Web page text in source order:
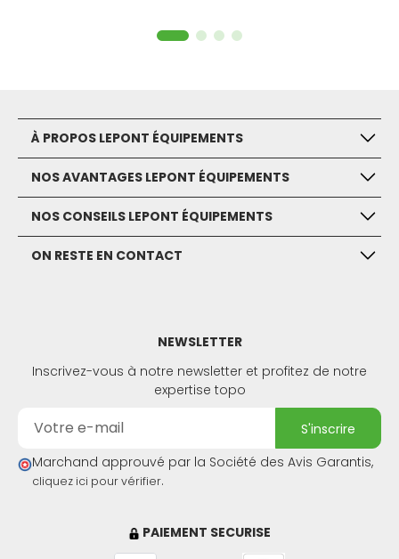
À PROPOS LEPONT ÉQUIPEMENTS
NOS AVANTAGES LEPONT ÉQUIPEMENTS
NOS CONSEILS LEPONT ÉQUIPEMENTS
ON RESTE EN CONTACT
PAIEMENT SECURISE
NEWSLETTER
Inscrivez-vous à notre newsletter et profitez de notre
expertise topo
s'inscrire
Marchand approuvé par la Société des Avis Garantis,
cliquez ici pour vérifier.